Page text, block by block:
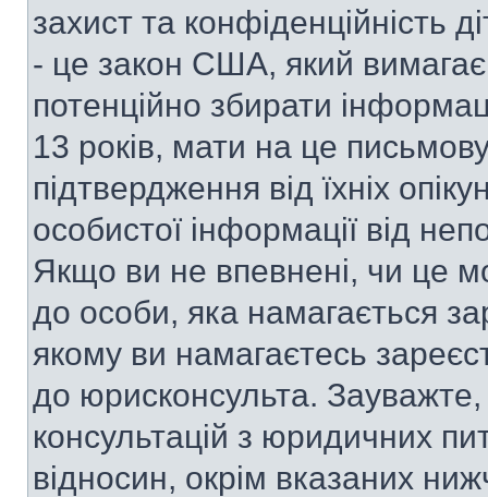
захист та конфіденційність
- це закон США, який вимагає
потенційно збирати
13 років, мати на це письмову
підтвердження від їхніх
особистої інформації від
Якщо ви не впевнені, чи це
до особи, яка намагається
якому ви намагаєтесь
до юрисконсульта.
консультацій з юридичних
відносин, окрім вказаних